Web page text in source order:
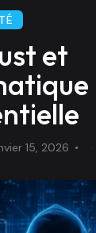
et
15, 2026 ·